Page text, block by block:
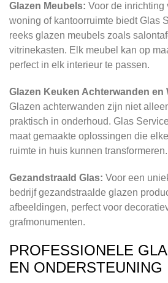
Glazen Meubels: Voor de inrichting
woning of kantoorruimte biedt Glas
reeks glazen meubels zoals
vitrinekasten. Elk meubel kan op
perfect in elk interieur te passen.
Glazen Keuken Achterwanden en
Glazen achterwanden zijn niet
praktisch in onderhoud. Glas
maat gemaakte oplossingen die
ruimte in huis kunnen transformeren.
Gezandstraald Glas: Voor een
bedrijf gezandstraalde glazen
afbeeldingen, perfect voor
grafmonumenten.
PROFESSIONELE
EN ONDERSTEUNING